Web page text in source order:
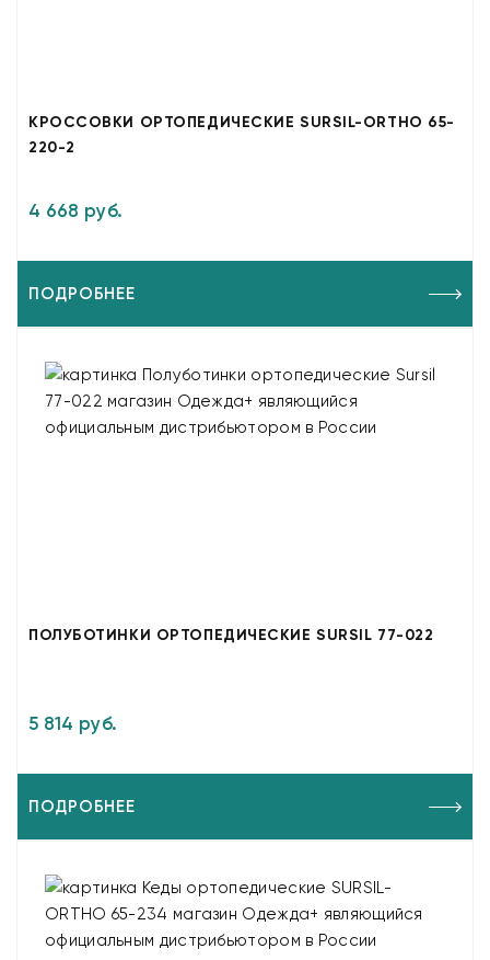
КРОССОВКИ ОРТОПЕДИЧЕСКИЕ SURSIL-ORTHO 65-
220-2
4 668 руб.
ПОДРОБНЕЕ
ПОЛУБОТИНКИ ОРТОПЕДИЧЕСКИЕ SURSIL 77-022
5 814 руб.
ПОДРОБНЕЕ